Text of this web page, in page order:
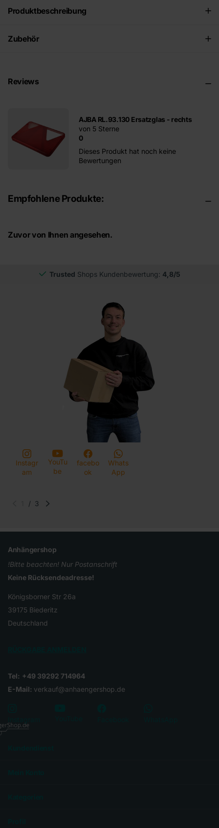
Produktbeschreibung
Zubehör
Reviews
AJBA RL.93.130 Ersatzglas - rechts
0
von 5 Sterne
Dieses Produkt hat noch keine
Bewertungen
Empfohlene Produkte:
Zuvor von Ihnen angesehen.
Trusted Shops Kundenbewertung: 4,8/5
Instagr
am
YouTu
be
facebo
ok
Whats
App
/ 3
Anhängershop
!Bitte beachten! Nur Postanschrift
Keine Rücksendeadresse!
Königsborner Str 26a
39175 Biederitz
Deutschland
Tel: +49 39292 714964
E-Mail: verkauf@anhaengershop.de